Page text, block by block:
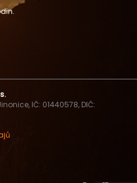
IČ: 01440578, DIČ: